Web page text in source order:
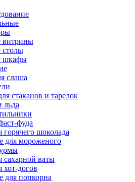
витрины
столы
шкафы
слаша
стаканов и тарелок
льда
фуда
шоколада
для мороженого
сахарной ваты
догов
для попкорна